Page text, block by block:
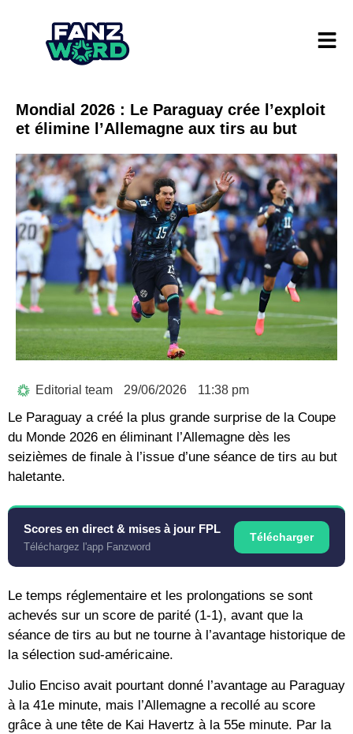
Mondial 2026 : Le Paraguay crée l’exploit
et élimine l’Allemagne aux tirs au but
Editorial team 29/06/2026 11:38 pm
Le Paraguay a créé la plus grande surprise de la Coupe
du Monde 2026 en éliminant l’Allemagne dès les
seizièmes de finale à l’issue d’une séance de tirs au but
haletante.
Scores en direct & mises à jour FPL
Téléchargez l'app Fanzword
Télécharger
Le temps réglementaire et les prolongations se sont
achevés sur un score de parité (1-1), avant que la
séance de tirs au but ne tourne à l’avantage historique de
la sélection sud-américaine.
Julio Enciso avait pourtant donné l’avantage au Paraguay
à la 41e minute, mais l’Allemagne a recollé au score
grâce à une tête de Kai Havertz à la 55e minute. Par la